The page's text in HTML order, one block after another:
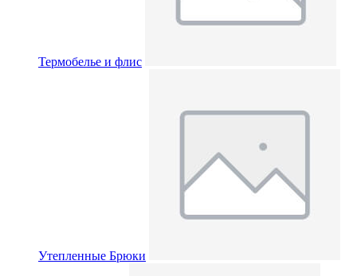
Термобелье и флис
Утепленные Брюки